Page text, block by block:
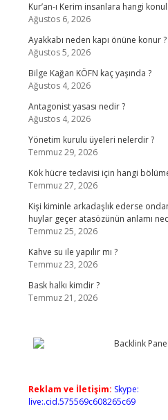
Kur’an-ı Kerim insanlara hangi
Ağustos 6, 2026
Ayakkabı neden kapı önüne konur ?
Ağustos 5, 2026
Bilge Kağan KÖFN kaç yaşında ?
Ağustos 4, 2026
Antagonist yasası nedir ?
Ağustos 4, 2026
Yönetim kurulu üyeleri nelerdir ?
Temmuz 29, 2026
Kök hücre tedavisi için hangi
Temmuz 27, 2026
Kişi kiminle arkadaşlık ederse
huylar geçer atasözünün anlamı
Temmuz 25, 2026
Kahve su ile yapılır mı ?
Temmuz 23, 2026
Bask halkı kimdir ?
Temmuz 21, 2026
Reklam ve İletişim: Skype:
live:.cid.575569c608265c69